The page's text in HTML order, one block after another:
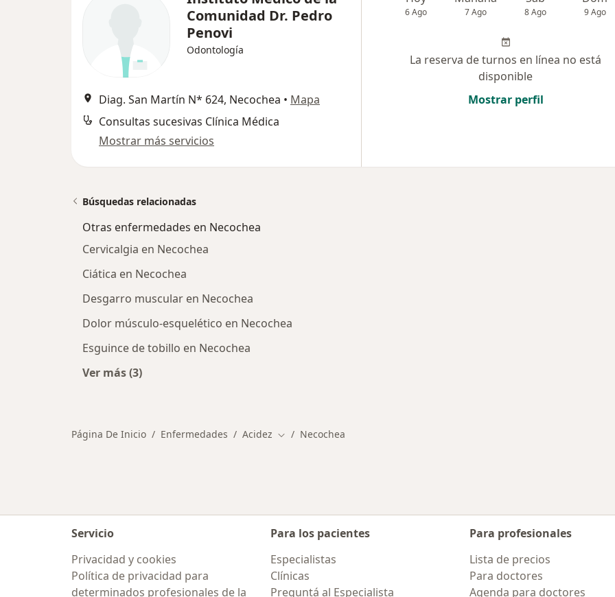
Comunidad Dr. Pedro
Penovi
Odontología
Diag. San Martín N* 624, Necochea • Mapa
Consultas sucesivas Clínica Médica
Mostrar más servicios
6 Ago 7 Ago 8 Ago 9 Ago
La reserva de turnos en línea no está
disponible
Mostrar perfil
Búsquedas relacionadas
Otras enfermedades en Necochea
Cervicalgia en Necochea
Ciática en Necochea
Desgarro muscular en Necochea
Dolor músculo-esquelético en Necochea
Esguince de tobillo en Necochea
Ver más (3)
Página De Inicio Enfermedades Acidez Cambiar de ciudad
Necochea
Servicio
Privacidad y cookies
Política de privacidad para
determinados profesionales de la
Para los pacientes
Especialistas
Clínicas
Preguntá al Especialista
Para profesionales
Lista de precios
Para doctores
Agenda para doctores